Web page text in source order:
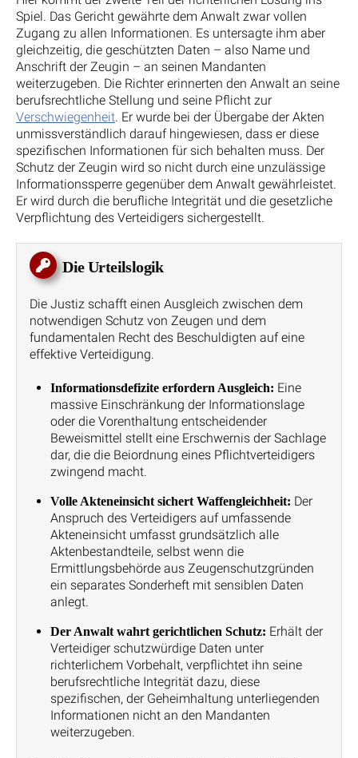
Spiel. Das Gericht gewährte dem Anwalt zwar vollen
Zugang zu allen Informationen. Es untersagte ihm aber
gleichzeitig, die geschützten Daten – also Name und
Anschrift der Zeugin – an seinen Mandanten
weiterzugeben. Die Richter erinnerten den Anwalt an seine
berufsrechtliche Stellung und seine Pflicht zur
Verschwiegenheit. Er wurde bei der Übergabe der Akten
unmissverständlich darauf hingewiesen, dass er diese
spezifischen Informationen für sich behalten muss. Der
Schutz der Zeugin wird so nicht durch eine unzulässige
Informationssperre gegenüber dem Anwalt gewährleistet.
Er wird durch die berufliche Integrität und die gesetzliche
Verpflichtung des Verteidigers sichergestellt.
Die Urteilslogik
Die Justiz schafft einen Ausgleich zwischen dem
notwendigen Schutz von Zeugen und dem
fundamentalen Recht des Beschuldigten auf eine
effektive Verteidigung.
Informationsdefizite erfordern Ausgleich: Eine
massive Einschränkung der Informationslage
oder die Vorenthaltung entscheidender
Beweismittel stellt eine Erschwernis der Sachlage
dar, die die Beiordnung eines Pflichtverteidigers
zwingend macht.
Volle Akteneinsicht sichert Waffengleichheit: Der
Anspruch des Verteidigers auf umfassende
Akteneinsicht umfasst grundsätzlich alle
Aktenbestandteile, selbst wenn die
Ermittlungsbehörde aus Zeugenschutzgründen
ein separates Sonderheft mit sensiblen Daten
anlegt.
Der Anwalt wahrt gerichtlichen Schutz: Erhält der
Verteidiger schutzwürdige Daten unter
richterlichem Vorbehalt, verpflichtet ihn seine
berufsrechtliche Integrität dazu, diese
spezifischen, der Geheimhaltung unterliegenden
Informationen nicht an den Mandanten
weiterzugeben.